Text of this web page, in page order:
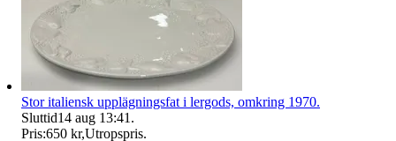
Stor italiensk upplägningsfat i lergods, omkring 1970.
Sluttid14 aug 13:41 .
Pris:650 kr,Utropspris.